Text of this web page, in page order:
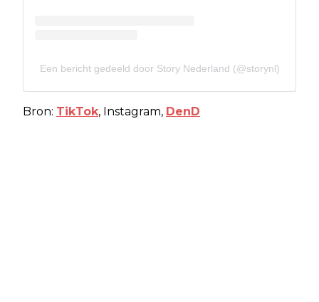
Een bericht gedeeld door Story Nederland (@storynl)
Bron: TikTok, Instagram, DenD